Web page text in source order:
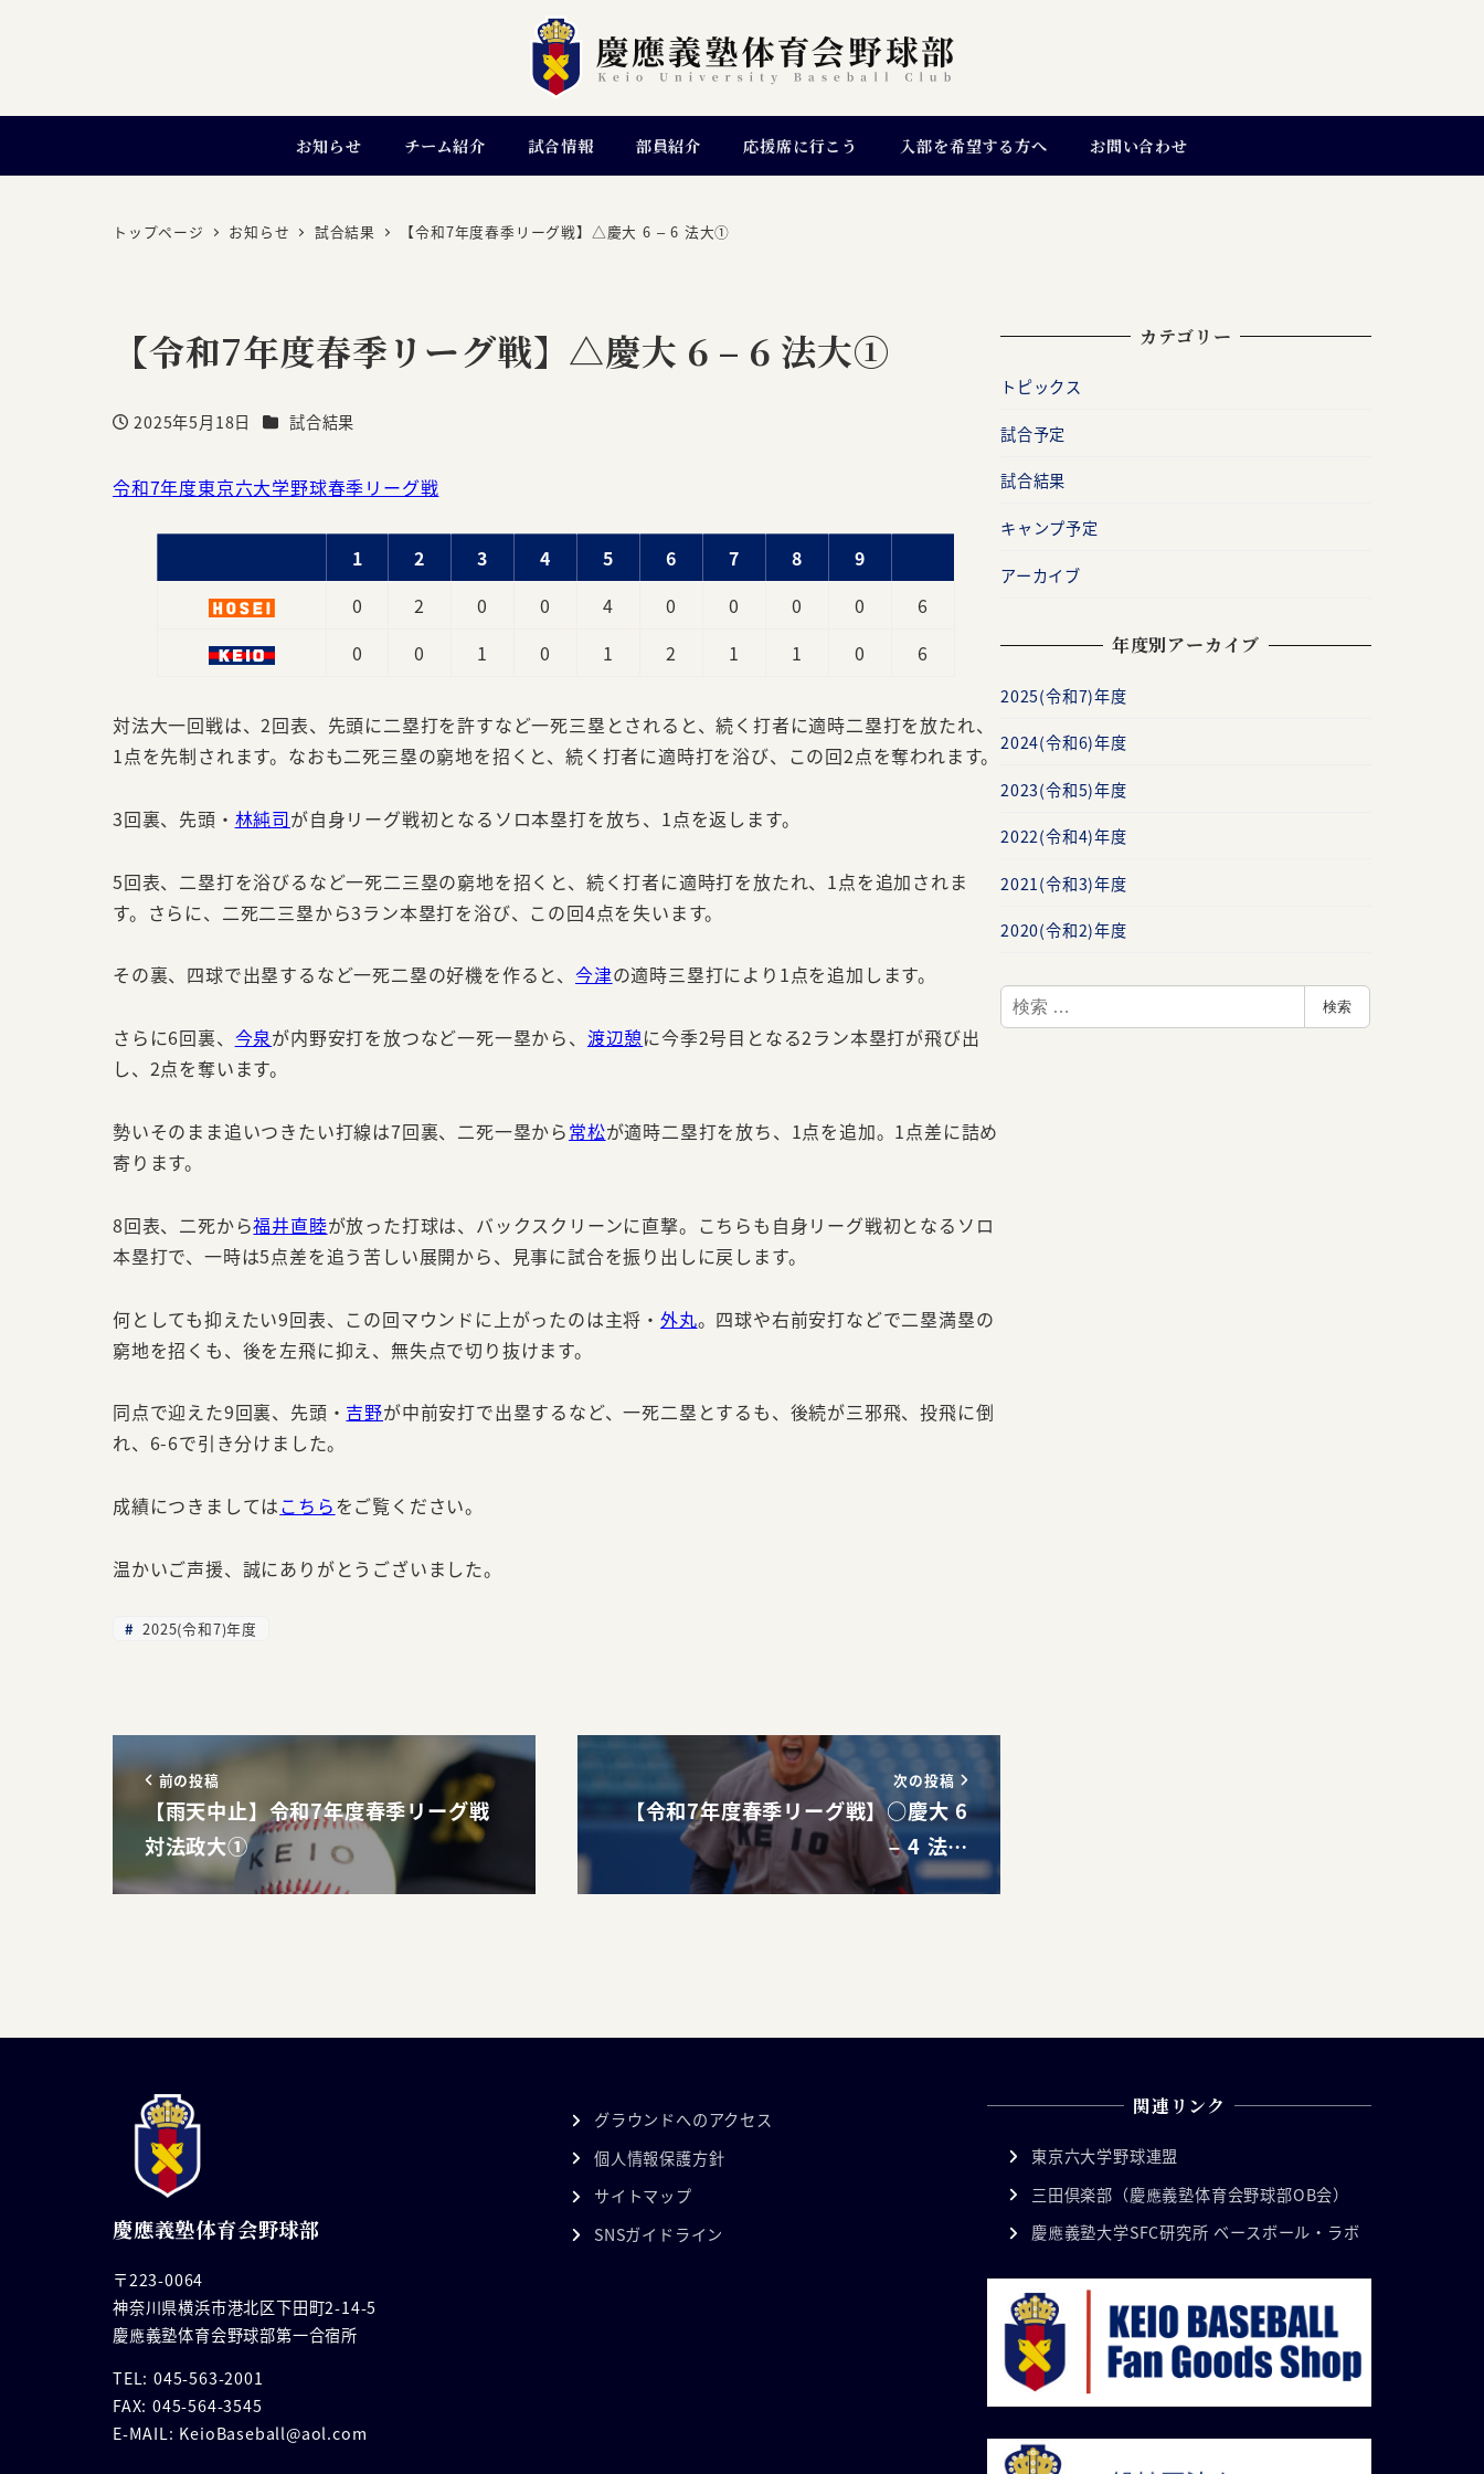
お知らせ チーム紹介 試合情報 部員紹介 応援席に行こう 入部を希望する方へ お問い合わせ
トップページ お知らせ 試合結果 【令和7年度春季リーグ戦】△慶大 6 – 6 法大①
【令和7年度春季リーグ戦】△慶大 6 – 6 法大①
投稿日
2025年5月18日 カテゴリー
試合結果
令和7年度東京六大学野球春季リーグ戦
1 2 3 4 5 6 7 8
9
0
2 0 0 4 0 0 0 0
6
0
0 1 0 1 2 1 1 0 6
対法大一回戦は、2回表、先頭に二塁打を許すなど一死三塁とされると、続く打者に適時二塁打を放たれ、
1点を先制されます。なおも二死三塁の窮地を招くと、続く打者に適時打を浴び、この回2点を奪われます。
3回裏、先頭・ 林純司が自身リーグ戦初となるソロ本塁打を放ち、1点を返します。
5回表、二塁打を浴びるなど一死二三塁の窮地を招くと、続く打者に適時打を放たれ、1点を追加されま
す。さらに、二死二三塁から3ラン本塁打を浴び、この回4点を失います。
その裏、四球で出塁するなど一死二塁の好機を作ると、 今津の適時三塁打により1点を追加します。
さらに6回裏、 今泉が内野安打を放つなど一死一塁から、 渡辺憩に今季2号目となる2ラン本塁打が飛び出
し、2点を奪います。
勢いそのまま追いつきたい打線は7回裏、二死一塁から常松が適時二塁打を放ち、1点を追加。1点差に詰め
寄ります。
8回表、二死から福井直睦が放った打球は、バックスクリーンに直撃。こちらも自身リーグ戦初となるソロ
本塁打で、一時は5点差を追う苦しい展開から、見事に試合を振り出しに戻します。
何としても抑えたい9回表、この回マウンドに上がったのは主将・ 外丸。四球や右前安打などで二塁満塁の
窮地を招くも、後を左飛に抑え、無失点で切り抜けます。
同点で迎えた9回裏、先頭・ 吉野が中前安打で出塁するなど、一死二塁とするも、後続が三邪飛、投飛に倒
れ、6-6で引き分けました。
成績につきましてはこちらをご覧ください。
温かいご声援、誠にありがとうございました。
2025(令和7)年度
前の投稿
【雨天中止】令和7年度春季リーグ戦
対法政大①
次の投稿
【令和7年度春季リーグ戦】○慶大 6
– 4 法…
カテゴリー
トピックス
試合予定
試合結果
キャンプ予定
アーカイブ
年度別アーカイブ
2025(令和7)年度
2024(令和6)年度
2023(令和5)年度
2022(令和4)年度
2021(令和3)年度
2020(令和2)年度
検
索
検索
慶應義塾体育会野球部
〒223-0064
神奈川県横浜市港北区下田町2-14-5
慶應義塾体育会野球部第一合宿所
TEL: 045-563-2001
FAX: 045-564-3545
E-MAIL: KeioBaseball@aol.com
グラウンドへのアクセス
個人情報保護方針
サイトマップ
SNSガイドライン
関連リンク
東京六大学野球連盟
三田倶楽部（慶應義塾体育会野球部OB会）
慶應義塾大学SFC研究所 ベースボール・ラボ